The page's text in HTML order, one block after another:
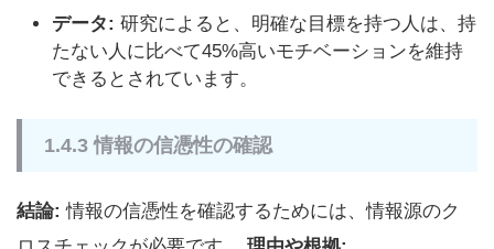
データ: 研究によると、明確な目標を持つ人は、持
たない人に比べて45%高いモチベーションを維持
できるとされています。
1.4.3 情報の信憑性の確認
結論: 情報の信憑性を確認するためには、情報源のク